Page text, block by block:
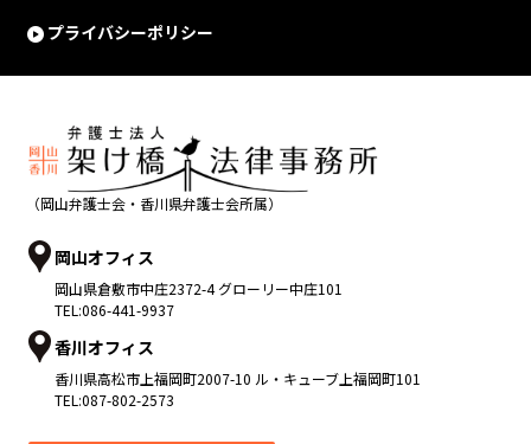
プライバシーポリシー
（岡山弁護士会・香川県弁護士会所属）
岡山オフィス
岡山県倉敷市中庄2372-4 グローリー中庄101
TEL:086-441-9937
香川オフィス
香川県高松市 上福岡町2007-10 ル・キューブ上福岡町101
TEL:087-802-2573